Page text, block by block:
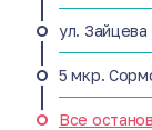
ул. Зайцева
5 мкр.
Все